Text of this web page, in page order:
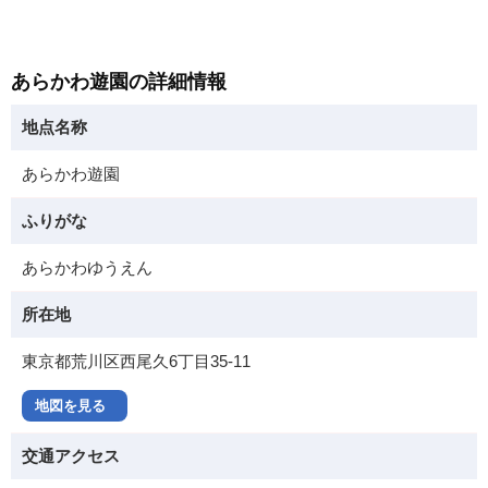
あらかわ遊園の詳細情報
地点名称
あらかわ遊園
ふりがな
あらかわゆうえん
所在地
東京都荒川区西尾久6丁目35-11
地図を見る
交通アクセス